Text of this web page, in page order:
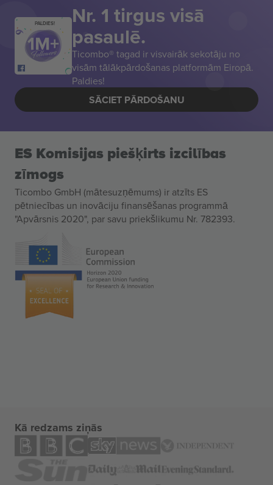
PALDIES! Nr. 1 tirgus visā
pasaulē.
Ticombo® tagad ir visvairāk sekotāju no
visām tālākpārdošanas platformām Eiropā.
Paldies!
SĀCIET PĀRDOŠANU
ES Komisijas piešķirts izcilības
zīmogs
Ticombo GmbH (mātesuzņēmums) ir atzīts ES
pētniecības un inovāciju finansēšanas programmā
"Apvārsnis 2020", par savu priekšlikumu Nr. 782393.
Kā redzams ziņās